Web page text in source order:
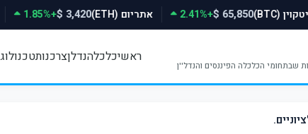
ביטקוין (BTC) 65,850 $
+2.41% אתריום (ETH) 3,420 $
+1.85%
ראשיכלכלהנדלןצרכנות